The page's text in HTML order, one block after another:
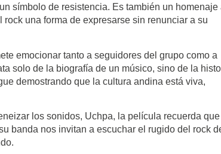
símbolo de resistencia. Es también un homenaje
una forma de expresarse sin renunciar a su
emocionar tanto a seguidores del grupo como a
solo de la biografía de un músico, sino de la
demostrando que la cultura andina está viva,
los sonidos, Uchpa, la película recuerda que
banda nos invitan a escuchar el rugido del rock